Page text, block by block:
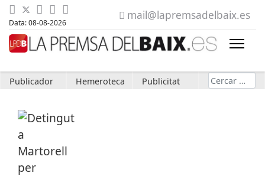
Data: 08-08-2026
mail@lapremsadelbaix.es
Publicador Hemeroteca Publicitat Cerca